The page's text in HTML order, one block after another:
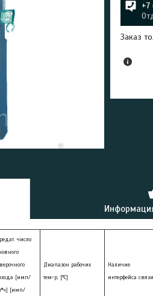
+7
Заказ
число
[имп/
[имп/
Диапазон рабочих
тем-р, [°С]
Наличие
интерфейса связи